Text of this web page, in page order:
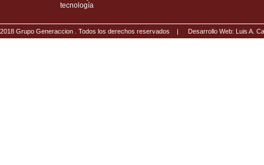
tecnología
2018 Grupo Generaccion . Todos los derechos reservados | Desarrollo Web: Luis